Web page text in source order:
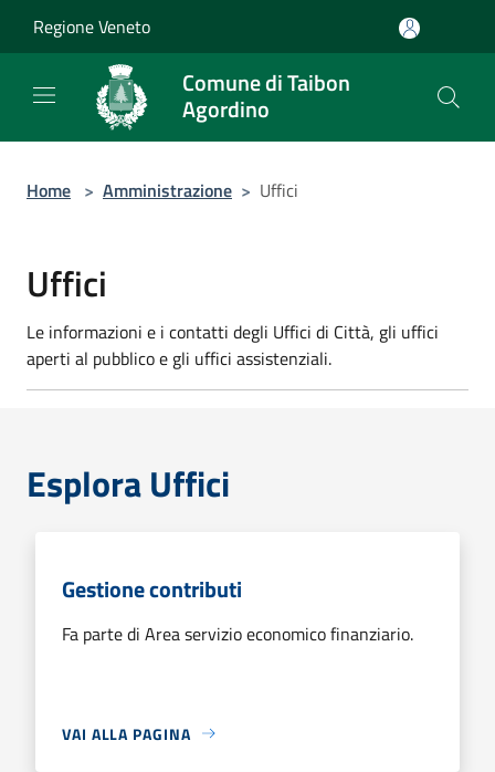
Regione Veneto
Comune di Taibon
Agordino
Home > Amministrazione > Uffici
Uffici
Le informazioni e i contatti degli Uffici di Città, gli uffici
aperti al pubblico e gli uffici assistenziali.
Esplora Uffici
Gestione contributi
Fa parte di Area servizio economico finanziario.
VAI ALLA PAGINA